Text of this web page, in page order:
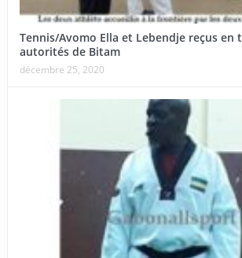
Tennis/Avomo Ella et Lebendje reçus en
autorités de Bitam
décembre 25, 2020